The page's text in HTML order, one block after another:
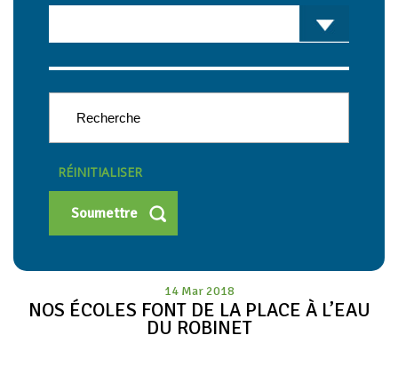
RÉINITIALISER
14 Mar 2018
NOS ÉCOLES FONT DE LA PLACE À L’EAU
DU ROBINET